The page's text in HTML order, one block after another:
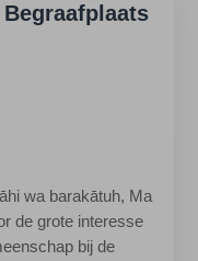
wa barakātuh, Ma
de grote interesse
bij de